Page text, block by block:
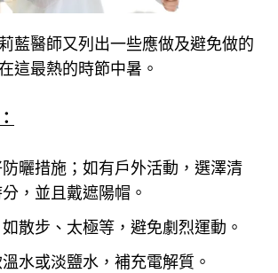
藍醫師又列出一些應做及避免做的
這最熱的時節中暑。
曬措施；如有戶外活動，選澤清
，並且戴遮陽帽。
散步、太極等，避免劇烈運動。
水或淡鹽水，補充電解質。